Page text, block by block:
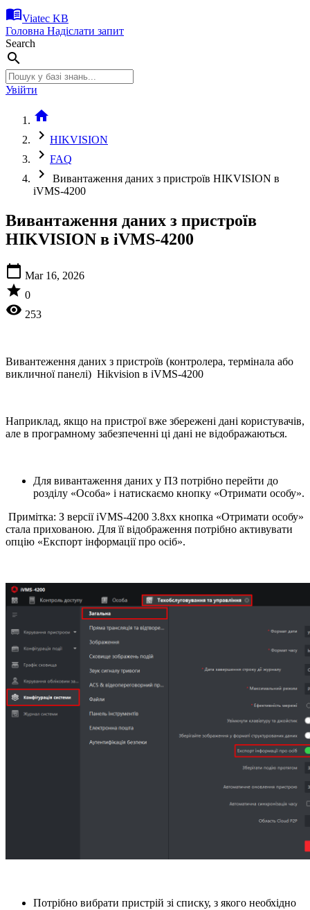
menu_bookViatec KB
Головна Надіслати запит
Search
search
Увійти
home
chevron_right HIKVISION
chevron_right FAQ
chevron_right
Вивантаження даних з пристроїв HIKVISION в
iVMS-4200
Вивантаження даних з пристроїв
HIKVISION в iVMS-4200
calendar_today Mar 16, 2026
star 0
visibility 253
Вивантеження даних з пристроїв (контролера, термінала або
викличної панелі) Hikvision в iVMS-4200
Наприклад, якщо на пристрої вже збережені дані користувачів,
але в програмному забезпеченні ці дані не відображаються.
Для вивантаження даних у ПЗ потрібно перейти до
розділу «Особа» і натискаємо кнопку «Отримати особу».
Примітка: З версії iVMS-4200 3.8хх кнопка «Отримати особу»
стала прихованою. Для її відображення потрібно активувати
опцію «Експорт інформації про осіб».
Потрібно вибрати пристрій зі списку, з якого необхідно